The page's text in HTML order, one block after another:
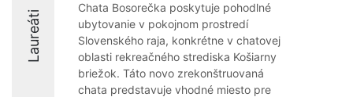
Laureáti
Chata Bosorečka poskytuje pohodlné
ubytovanie v pokojnom prostredí
Slovenského raja, konkrétne v chatovej
oblasti rekreačného strediska Košiarny
briežok. Táto novo zrekonštruovaná
chata predstavuje vhodné miesto pre